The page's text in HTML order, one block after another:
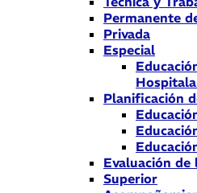
Permanente
Privada
Especial
Planificación
Evaluación de
Superior